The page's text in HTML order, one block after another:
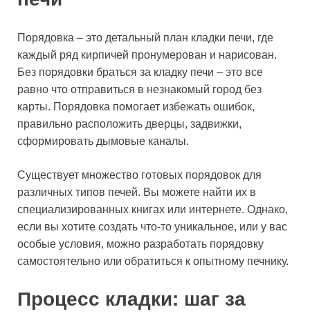
Порядовка – это детальный план кладки печи, где
каждый ряд кирпичей пронумерован и нарисован.
Без порядовки браться за кладку печи – это все
равно что отправиться в незнакомый город без
карты. Порядовка помогает избежать ошибок,
правильно расположить дверцы, задвижки,
сформировать дымовые каналы.
Существует множество готовых порядовок для
различных типов печей. Вы можете найти их в
специализированных книгах или интернете. Однако,
если вы хотите создать что-то уникальное, или у вас
особые условия, можно разработать порядовку
самостоятельно или обратиться к опытному печнику.
Процесс кладки: шаг за